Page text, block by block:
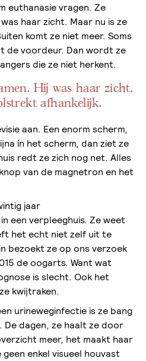
euthanasie vragen. Ze
haar zicht. Maar nu is ze
komt ze niet meer. Soms
de voordeur. Dan wordt ze
die ze niet herkent.
Hij was haar zicht.
afhankelijk.
aan. Een enorm scherm,
ín het scherm, dan ziet ze
redt ze zich nog net. Alles
van de magnetron en het
jaar
een verpleeghuis. Ze weet
het echt niet zelf uit te
bezoekt ze op ons verzoek
de oogarts. Want wat
is slecht. Ook het
kwijtraken.
urineweginfectie is ze bang
dagen, ze haalt ze door
meer, het maakt haar
enkel visueel houvast